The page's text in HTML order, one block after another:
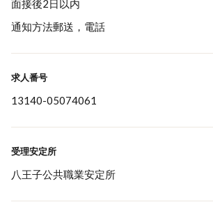
面接後2日以内
通知方法郵送，電話
求人番号
13140-05074061
受理安定所
八王子公共職業安定所